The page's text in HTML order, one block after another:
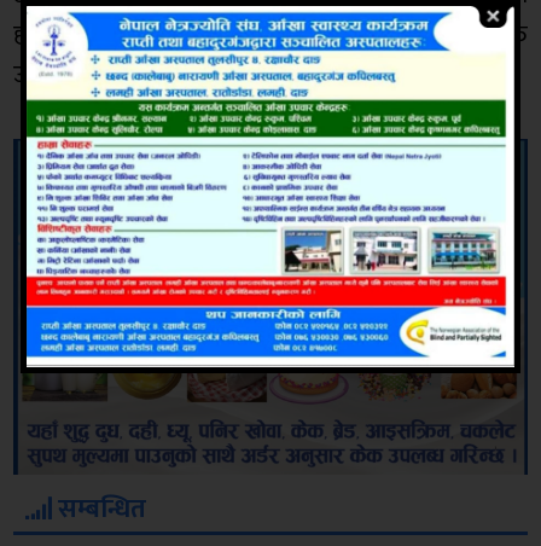
हाम्रा विद्यार्थीलाई उदाहरणीय बनाउन र देशमा दक्ष जनशक्ति
उत्पादन गर्न पनि आग्रह गरेका थिए ।
सम्बन्धित